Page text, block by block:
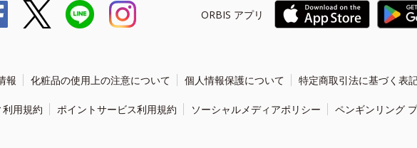
ORBIS アプリ
報 化粧品の使用上の注意について 個人情報保護について 特定商取引法に基づく表
用規約 ポイントサービス利用規約 ソーシャルメディアポリシー ペンギンリング